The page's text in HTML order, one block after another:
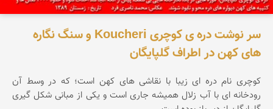
سر نوشت دره ی کوچری Koucheri و سنگ نگاره
های کهن در اطراف گلپایگان
کوچری نام دره ای زیبا با نقاشی های کهن است؛ که در وسط آن
رودخانه ای با آب زلال همیشه جاری است و یکی از مبانی شکل گیری